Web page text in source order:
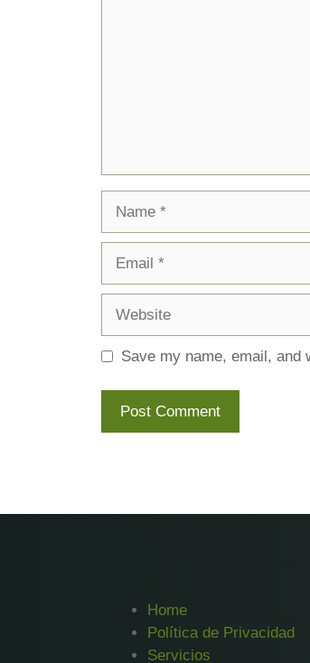
Save my name, email, and
Home
Política de Privacidad
Servicios